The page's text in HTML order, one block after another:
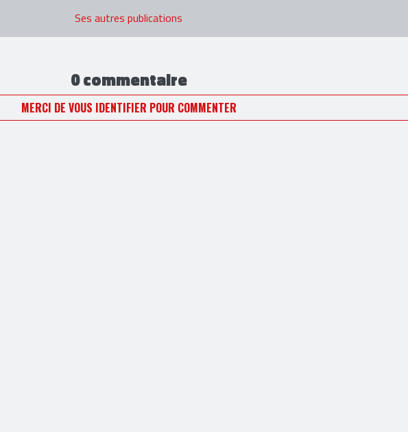
Ses autres publications
0 commentaire
MERCI DE VOUS IDENTIFIER POUR COMMENTER